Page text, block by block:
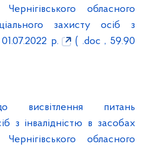
обласного
захисту осіб з
р.
( .doc , 59.90
висвітлення питань
з інвалідністю в засобах
обласного